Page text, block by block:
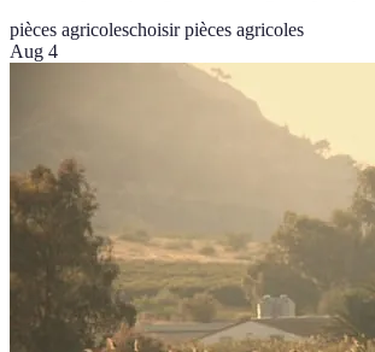
pièces agricoleschoisir pièces agricoles
Aug 4